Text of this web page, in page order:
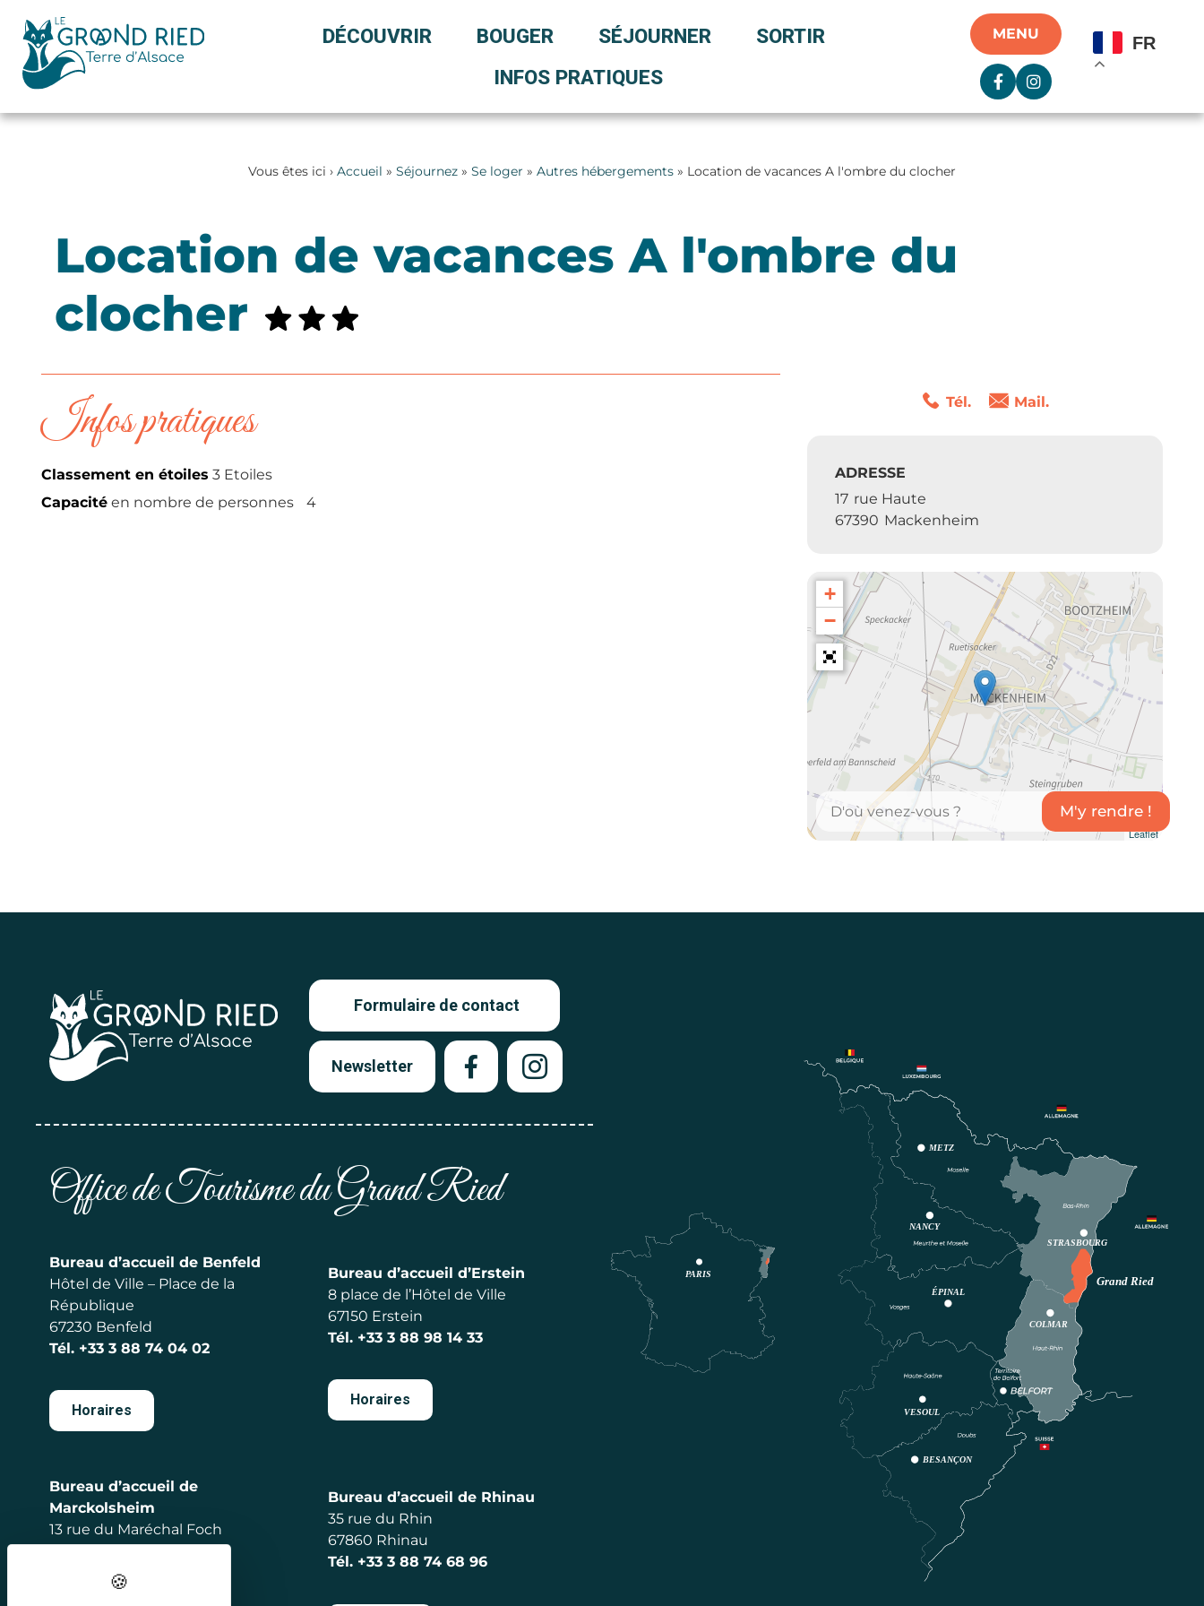
DÉCOUVRIR BOUGER SÉJOURNER
SORTIR
INFOS PRATIQUES
MENU FR
Vous êtes ici › Accueil » Séjournez» Se loger » Autres hébergements» Location de vacances A l'ombre du clocher
Location de vacances A l'ombre du
clocher
Tél. Mail.
ADRESSE
17 rue Haute
67390 Mackenheim
+
−
Leaflet
Infos pratiques
Classement en étoiles 3 Etoiles
Capacité en nombre de personnes 4
Formulaire de contact
Newsletter
Office de Tourisme du Grand Ried
Bureau d’accueil de Benfeld
Hôtel de Ville – Place de la
République
67230 Benfeld
Tél. +33 3 88 74 04 02
Horaires
Bureau d’accueil d’Erstein
8 place de l’Hôtel de Ville
67150 Erstein
Tél. +33 3 88 98 14 33
Horaires
Bureau d’accueil de
Marckolsheim
13 rue du Maréchal Foch
+33 3 88 92 56 98
Bureau d’accueil de Rhinau
35 rue du Rhin
67860 Rhinau
Tél. +33 3 88 74 68 96